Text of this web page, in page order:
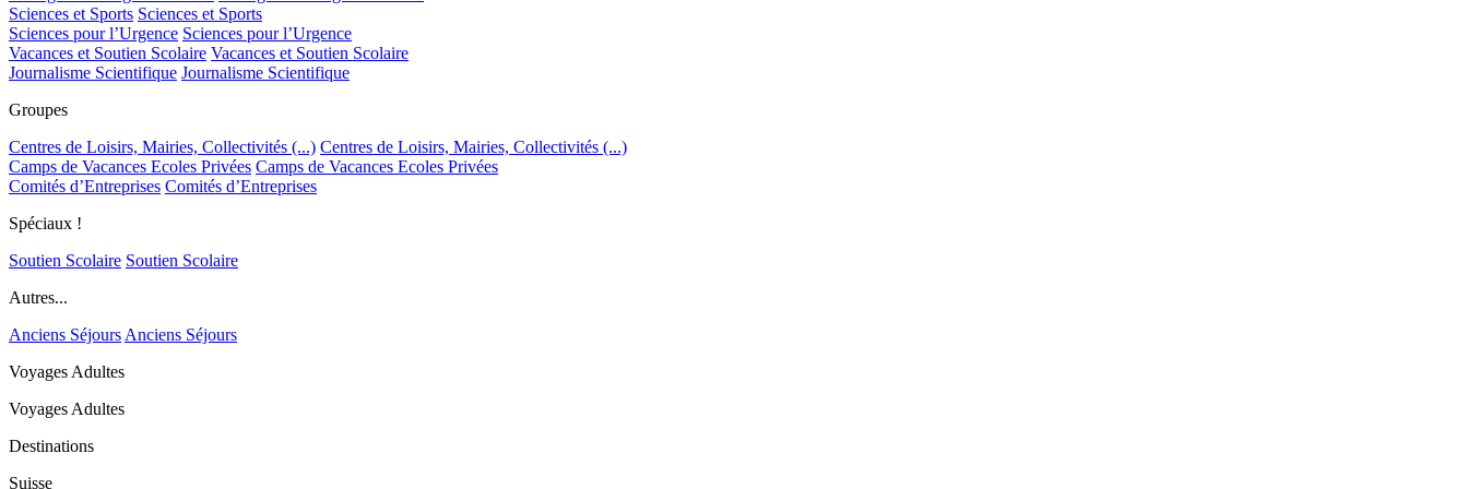
Sciences et Sports Sciences et Sports
Sciences pour l’Urgence Sciences pour l’Urgence
Vacances et Soutien Scolaire Vacances et Soutien Scolaire
Journalisme Scientifique Journalisme Scientifique
Groupes
Centres de Loisirs, Mairies, Collectivités (...) Centres de Loisirs, Mairies, Collectivités (...)
Camps de Vacances Ecoles Privées Camps de Vacances Ecoles Privées
Comités d’Entreprises Comités d’Entreprises
Spéciaux !
Soutien Scolaire Soutien Scolaire
Autres...
Anciens Séjours Anciens Séjours
Voyages Adultes
Voyages Adultes
Destinations
Suisse